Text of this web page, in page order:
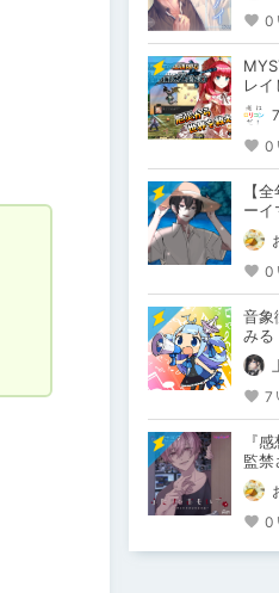
0
レイ
0
【
ーイ
「彼
0
音
みる
7
『
監禁
るま
0